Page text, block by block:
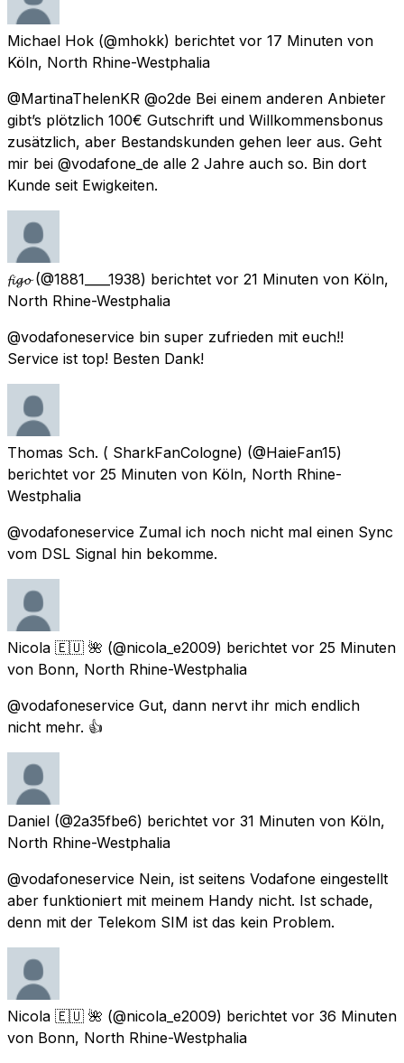
Michael Hok (@mhokk) berichtet vor 17 Minuten von
Köln, North Rhine-Westphalia
@MartinaThelenKR @o2de Bei einem anderen Anbieter
gibt’s plötzlich 100€ Gutschrift und Willkommensbonus
zusätzlich, aber Bestandskunden gehen leer aus. Geht
mir bei @vodafone_de alle 2 Jahre auch so. Bin dort
Kunde seit Ewigkeiten.
𝓯𝓲𝓰𝓸 (@1881____1938) berichtet vor 21 Minuten von Köln,
North Rhine-Westphalia
@vodafoneservice bin super zufrieden mit euch!!
Service ist top! Besten Dank!
Thomas Sch. ( SharkFanCologne) (@HaieFan15)
berichtet vor 25 Minuten von Köln, North Rhine-
Westphalia
@vodafoneservice Zumal ich noch nicht mal einen Sync
vom DSL Signal hin bekomme.
Nicola 🇪🇺 🌺 (@nicola_e2009) berichtet vor 25 Minuten
von Bonn, North Rhine-Westphalia
@vodafoneservice Gut, dann nervt ihr mich endlich
nicht mehr. 👍
Daniel (@2a35fbe6) berichtet vor 31 Minuten von Köln,
North Rhine-Westphalia
@vodafoneservice Nein, ist seitens Vodafone eingestellt
aber funktioniert mit meinem Handy nicht. Ist schade,
denn mit der Telekom SIM ist das kein Problem.
Nicola 🇪🇺 🌺 (@nicola_e2009) berichtet vor 36 Minuten
von Bonn, North Rhine-Westphalia